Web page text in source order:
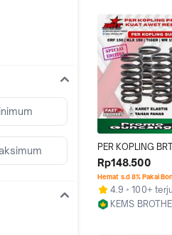
PER KOPLING
75 KLX CRF TIGER
ORIGINAL BRT
Rp148.500
Hemat s.d 8% Pakai
4.9
100+
KEMS